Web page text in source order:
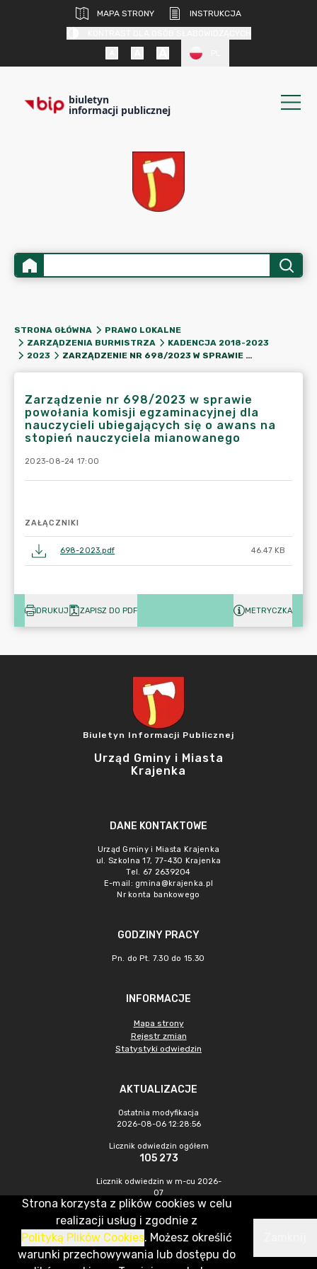
MAPA STRONY
INSTRUKCJA
biuletyn
informacji publicznej
STRONA GŁÓWNA
PRAWO LOKALNE
ZARZĄDZENIA BURMISTRZA
KADENCJA 2018-2023
2023
ZARZĄDZENIE NR 698/2023 W SPRAWIE POWOŁANIA KOMISJI EGZAMINACYJNEJ DLA NAUCZYCIELI UBIEGAJĄCYCH SIĘ O AWANS NA STOPIEŃ NAUCZYCIELA MIANOWANEGO
Zarządzenie nr 698/2023 w sprawie
powołania komisji egzaminacyjnej dla
nauczycieli ubiegających się o awans na
stopień nauczyciela mianowanego
2023-08-24 17:00
ZAŁĄCZNIKI
698-2023.pdf 46.47 KB
DRUKUJ ZAPISZ DO PDF METRYCZKA
Biuletyn Informacji Publicznej
Urząd Gminy i Miasta
Krajenka
DANE KONTAKTOWE
Urząd Gminy i Miasta Krajenka
ul. Szkolna 17, 77-430 Krajenka
Tel. 67 2639204
E-mail: gmina@krajenka.pl
Nr konta bankowego
GODZINY PRACY
Pn. do Pt. 7.30 do 15.30
INFORMACJE
Mapa strony
Rejestr zmian
Statystyki odwiedzin
AKTUALIZACJE
Ostatnia modyfikacja
2026-08-06 12:28:56
Licznik odwiedzin ogółem
105 273
Licznik odwiedzin w m-cu 2026-
07
649
CMS & Hosting: Nefeni Sp. z o.o.
Strona korzysta z plików cookies w celu
realizacji usług i zgodnie z
Polityką Plików Cookies. Możesz określić
warunki przechowywania lub dostępu do